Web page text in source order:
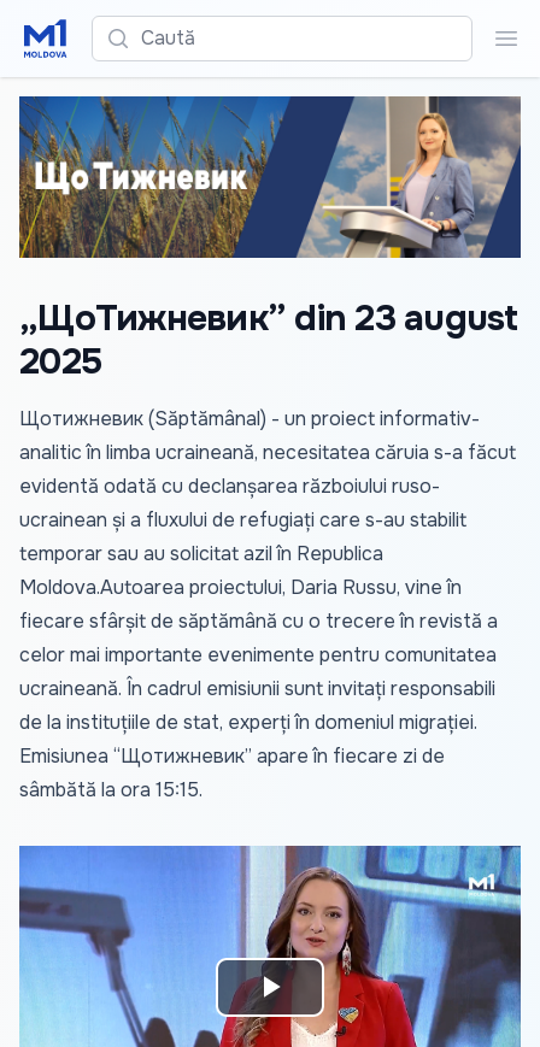
Caută
„ЩоТижневик” din 23 august
2025
Щотижневик (Săptămânal) - un proiect informativ-
analitic în limba ucraineană, necesitatea căruia s-a făcut
evidentă odată cu declanșarea războiului ruso-
ucrainean și a fluxului de refugiați care s-au stabilit
temporar sau au solicitat azil în Republica
Moldova.Autoarea proiectului, Daria Russu, vine în
fiecare sfârșit de săptămână cu o trecere în revistă a
celor mai importante evenimente pentru comunitatea
ucraineană. În cadrul emisiunii sunt invitați responsabili
de la instituțiile de stat, experți în domeniul migrației.
Emisiunea “Щотижневик” apare în fiecare zi de
sâmbătă la ora 15:15.
Play